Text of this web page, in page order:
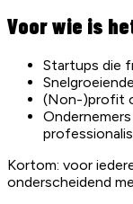
Voor wie is
Startups die
(Non-)profit
Kortom: voor
onderscheidend